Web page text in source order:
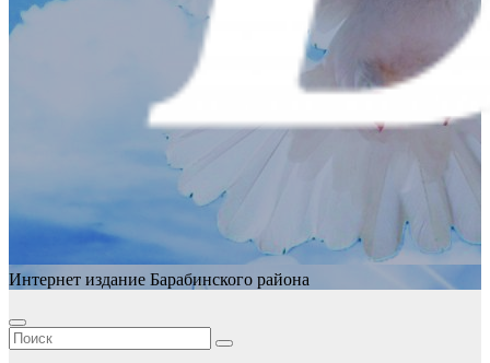
Интернет издание Барабинского района